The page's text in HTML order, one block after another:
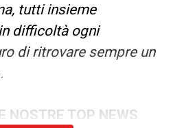
tutti insieme
difficoltà ogni
di ritrovare sempre un
NOSTRE TOP NEWS